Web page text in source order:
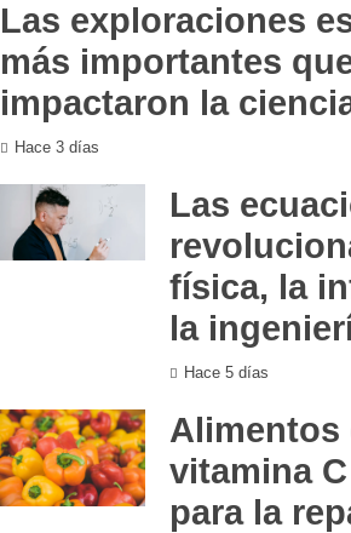
Las exploraciones
más importantes
impactaron la
Hace 3 días
Las
física, la
la
Hace 5 días
Alimentos
vitamina
para la